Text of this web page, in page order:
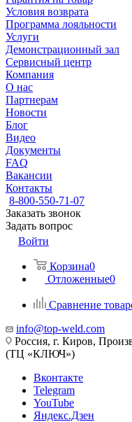
Условия возврата
Программа лояльности
Услуги
Демонстрационный зал
Сервисный центр
Компания
О нас
Партнерам
Новости
Блог
Видео
Документы
FAQ
Вакансии
Контакты
8-800-550-71-07
Заказать звонок
Задать вопрос
Войти
Корзина0
Отложенные0
Сравнение
info@top-weld.com
Россия, г. Киров,
(ТЦ «КЛЮЧ»)
Вконтакте
Telegram
YouTube
Яндекс.Дзен